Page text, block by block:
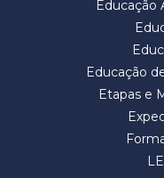
Educação
Educação
Etapas e